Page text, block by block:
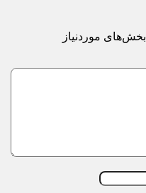
بخش‌های موردنیاز